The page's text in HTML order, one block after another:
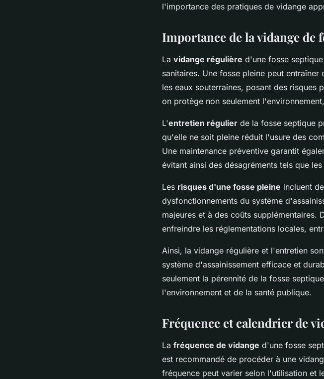
l'importance des pratiques de vidange
Importance de la vidange de
La vidange régulière d'une fosse
sanitaires. Une fosse pleine peut
les eaux souterraines, posant des risques
on protège non seulement
L'entretien régulier de la fosse septique
qu'elle ne soit pleine réduit l'usure des
Une maintenance préventive garantit
évitant ainsi des désagréments tels que
Les risques d'une fosse pleine incluent
dysfonctionnements du système
majeures et à des coûts supplémentaires.
enfreindre les réglementations locales,
Ainsi, la vidange régulière et l'entretien
système d'assainissement efficace et
seulement la pérennité de la fosse
l'environnement et de la santé publique.
Fréquence et calendrier de
La fréquence de vidange d'une fosse
est recommandé de procéder à une
fréquence peut varier selon l'utilisation et